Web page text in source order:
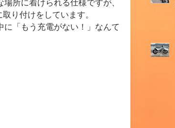
所に着けられる仕様ですが、
り付けをしています。
「もう充電がない！」なんて